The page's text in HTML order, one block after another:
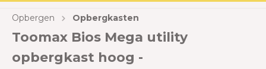
Opbergen Opbergkasten
Toomax Bios Mega utility
opbergkast hoog -